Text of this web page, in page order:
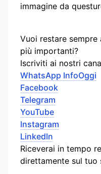
immagine da
Vuoi restare
più importanti?
Iscriviti ai nostri
WhatsApp InfoOggi
Facebook
Telegram
YouTube
Instagram
LinkedIn
Riceverai in tempo
direttamente sul tuo